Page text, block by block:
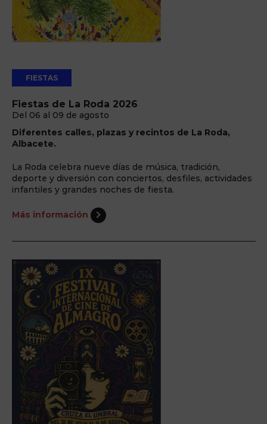
FIESTAS
Fiestas de La Roda 2026
Del 06 al 09 de agosto
Diferentes calles, plazas y recintos de La Roda,
Albacete.
La Roda celebra nueve días de música, tradición,
deporte y diversión con conciertos, desfiles, actividades
infantiles y grandes noches de fiesta.
Más información